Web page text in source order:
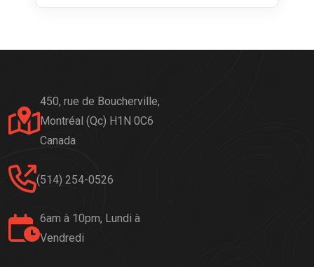
450, rue de Boucherville,
Montréal (Qc) H1N 0C6
Canada
(514) 254-0526
6am à 10pm, Lundi à
Vendredi